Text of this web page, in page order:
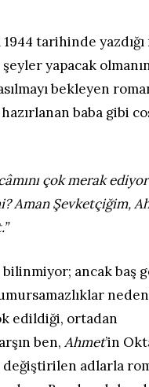
1944 tarihinde
yapacak
bekleyen
baba gibi
çok merak
Aman Şevketçiğim,
bilinmiyor; ancak baş
edildiği, ortadan
ben,Ahmet’in
adlarla